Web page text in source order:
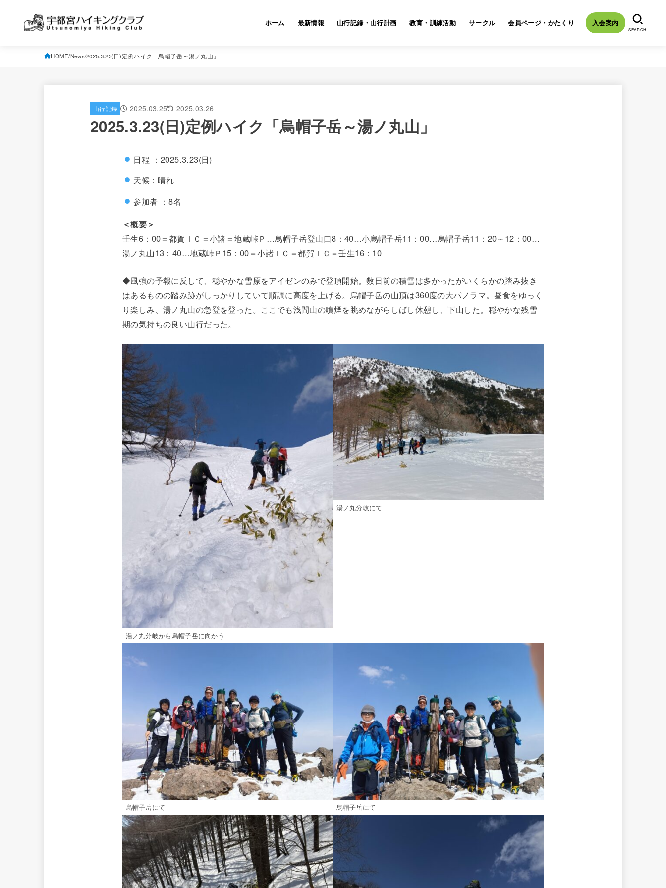
ホーム 最新情報 山行記録・山行計画 教育・訓練活動 サークル 会員ページ・かたくり 入会案内
SEARCH
HOME News 2025.3.23(日)定例ハイク「烏帽子岳～湯ノ丸山」
山行記録 2025.03.25 2025.03.26
2025.3.23(日)定例ハイク「烏帽子岳～湯ノ丸山」
日程 ：2025.3.23(日)
天候：晴れ
参加者 ：8名
＜概要＞
壬生6：00＝都賀ＩＣ＝小諸＝地蔵峠Ｐ…烏帽子岳登山口8：40…小烏帽子岳11：00…烏帽子岳11：20～12：00…
湯ノ丸山13：40…地蔵峠Ｐ15：00＝小諸ＩＣ＝都賀ＩＣ＝壬生16：10
◆風強の予報に反して、穏やかな雪原をアイゼンのみで登頂開始。数日前の積雪は多かったがいくらかの踏み抜き
はあるものの踏み跡がしっかりしていて順調に高度を上げる。烏帽子岳の山頂は360度の大パノラマ。昼食をゆっく
り楽しみ、湯ノ丸山の急登を登った。ここでも浅間山の噴煙を眺めながらしばし休憩し、下山した。穏やかな残雪
期の気持ちの良い山行だった。
湯ノ丸分岐から烏帽子岳に向かう
湯ノ丸分岐にて
烏帽子岳にて 烏帽子岳にて